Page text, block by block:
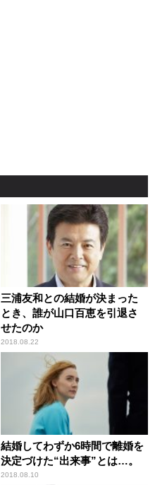
三浦友和との結婚が決まった
とき、誰が山口百恵を引退さ
せたのか
2018.08.22
結婚してわずか6時間で離婚を
決定づけた“出来事”とは…。
2018.08.10